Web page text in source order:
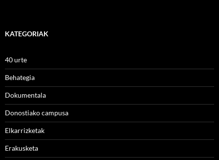
KATEGORIAK
40 urte
Behategia
Dokumentala
Donostiako campusa
Elkarrizketak
Erakusketa